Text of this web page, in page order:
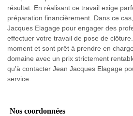
résultat. En réalisant ce travail exige
préparation financièrement. Dans ce
Jacques Elagage pour engager des
effectuer votre travail de pose de
moment et sont prêt à prendre en
domaine avec un prix strictement
qu'à contacter Jean Jacques Elagage
service.
Nos coordonnées